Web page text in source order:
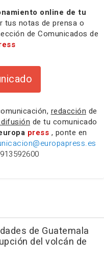
online de tu
tus notas de prensa o
de Comunicados de
redacción de
de tu comunicado
press , ponte en
913592600
de Guatemala
del volcán de